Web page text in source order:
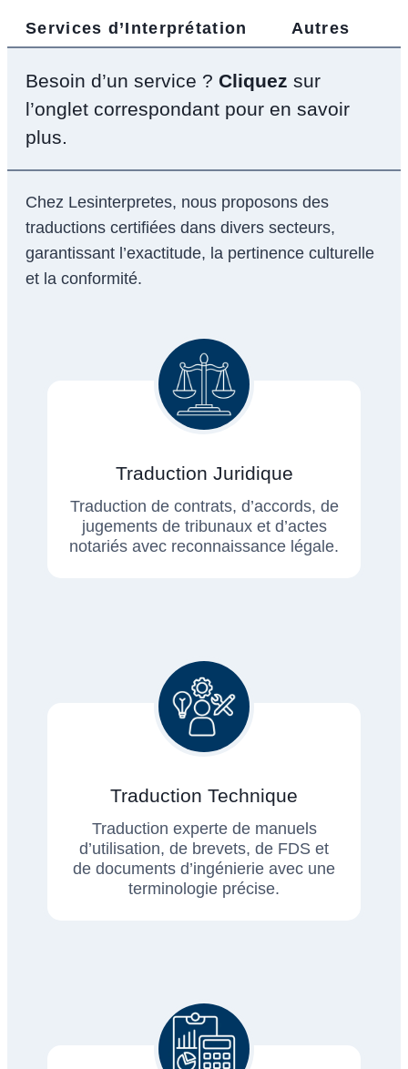
Services d’Interprétation
Autres
Besoin d’un service ? Cliquez sur
l’onglet correspondant pour en savoir
plus.
Chez Lesinterpretes, nous proposons des
traductions certifiées dans divers secteurs,
garantissant l’exactitude, la pertinence culturelle
et la conformité.
Traduction Juridique
Traduction de contrats, d’accords, de
jugements de tribunaux et d’actes
notariés avec reconnaissance légale.
Traduction Technique
Traduction experte de manuels
d’utilisation, de brevets, de FDS et
de documents d’ingénierie avec une
terminologie précise.